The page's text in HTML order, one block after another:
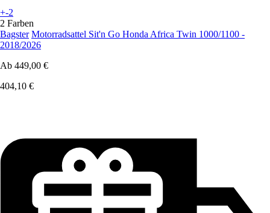
+-2
2 Farben
Bagster Motorradsattel Sit'n Go Honda Africa Twin 1000/1100 -
2018/2026
Ab 449,00 €
404,10 €